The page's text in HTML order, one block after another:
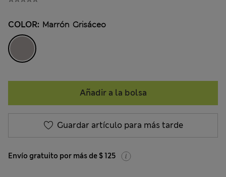
COLOR: Marrón Grisáceo
Añadir a la bolsa
Guardar artículo para más tarde
Envío gratuito por más de $ 125